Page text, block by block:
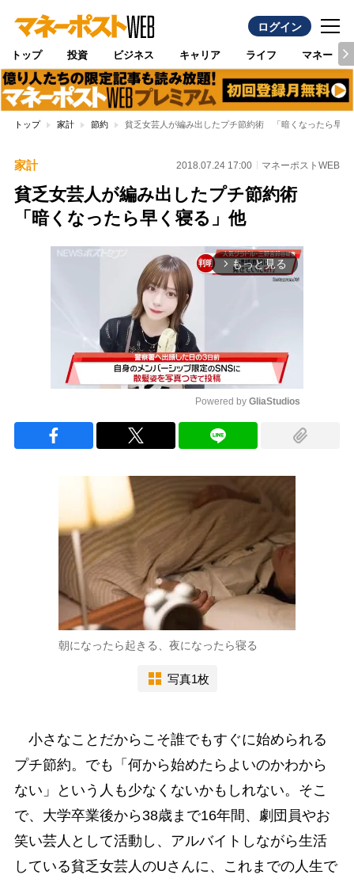
ログイン
トップ 投資 ビジネス キャリア ライフ マネー
トップ 家計 節約 貧乏女芸人が編み出したプチ節約術 「暗くなったら早く
家計 2018.07.24 17:00 マネーポストWEB
貧乏女芸人が編み出したプチ節約術
「暗くなったら早く寝る」他
arrow_forward_ios もっと見る
Powered by GliaStudios
朝になったら起きる、夜になったら寝る
写真1枚
小さなことだからこそ誰でもすぐに始められる
プチ節約。でも「何から始めたらよいのかわから
ない」という人も少なくないかもしれない。そこ
で、大学卒業後から38歳まで16年間、劇団員やお
笑い芸人として活動し、アルバイトしながら生活
している貧乏女芸人のUさんに、これまでの人生で